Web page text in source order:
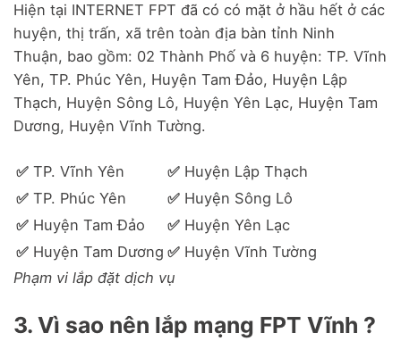
Hiện tại INTERNET FPT đã có có mặt ở hầu hết ở các
huyện, thị trấn, xã trên toàn địa bàn tỉnh Ninh
Thuận, bao gồm: 02 Thành Phố và 6 huyện: TP. Vĩnh
Yên, TP. Phúc Yên, Huyện Tam Đảo, Huyện Lập
Thạch, Huyện Sông Lô, Huyện Yên Lạc, Huyện Tam
Dương, Huyện Vĩnh Tường.
✅ TP. Vĩnh Yên ✅ Huyện Lập Thạch
✅ TP. Phúc Yên ✅ Huyện Sông Lô
✅ Huyện Tam Đảo ✅ Huyện Yên Lạc
✅ Huyện Tam Dương ✅ Huyện Vĩnh Tường
Phạm vi lắp đặt dịch vụ
3. Vì sao nên lắp mạng FPT Vĩnh ?